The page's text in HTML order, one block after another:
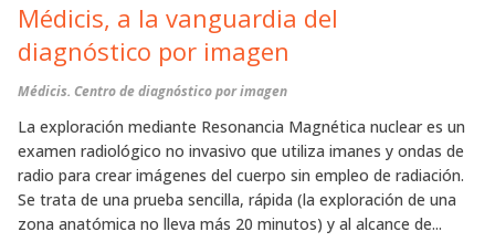
Médicis, a la vanguardia del
diagnóstico por imagen
Médicis. Centro de diagnóstico por imagen
La exploración mediante Resonancia Magnética nuclear es un
examen radiológico no invasivo que utiliza imanes y ondas de
radio para crear imágenes del cuerpo sin empleo de radiación.
Se trata de una prueba sencilla, rápida (la exploración de una
zona anatómica no lleva más 20 minutos) y al alcance de...